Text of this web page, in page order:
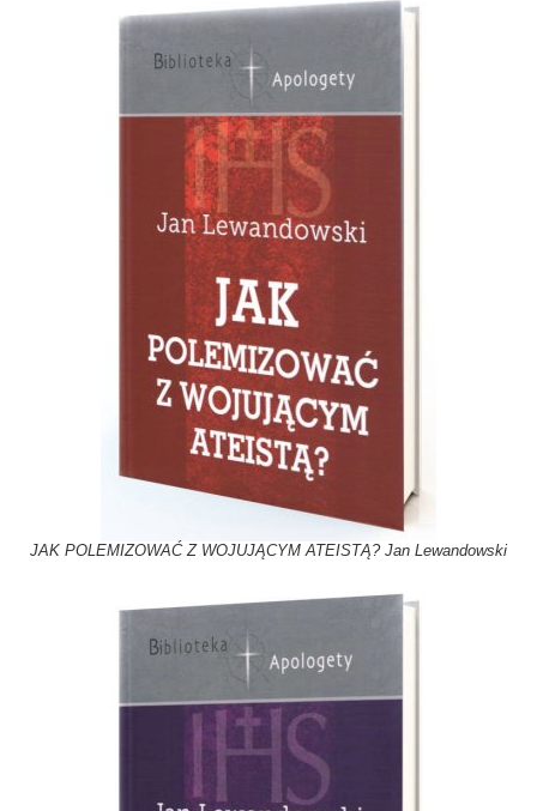
JAK POLEMIZOWAĆ Z WOJUJĄCYM ATEISTĄ? Jan Lewandowski